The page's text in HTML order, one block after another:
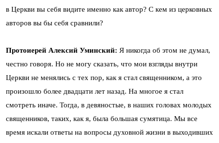
в Церкви вы себя видите именно как автор? С кем из церковных
авторов вы бы себя сравнили?
Протоиерей Алексий Уминский: Я никогда об этом не думал,
честно говоря. Но не могу сказать, что мои взгляды внутри
Церкви не менялись с тех пор, как я стал священником, а это
произошло более двадцати лет назад. На многое я стал
смотреть иначе. Тогда, в девяностые, в наших головах молодых
священников, таких, как я, была большая сумятица. Мы все
время искали ответы на вопросы духовной жизни в выходивших